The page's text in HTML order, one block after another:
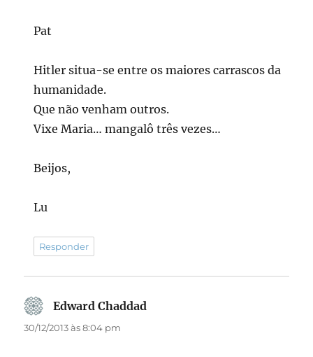
Pat
Hitler situa-se entre os maiores carrascos da
humanidade.
Que não venham outros.
Vixe Maria… mangalô três vezes…
Beijos,
Lu
Responder
Edward Chaddad
30/12/2013 às 8:04 pm